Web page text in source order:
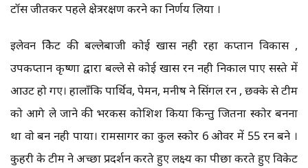
टॉस जीतकर पहले क्षेत्ररक्षण करने का निर्णय लिया ।
इलेवन क्रिकेट की बल्लेबाजी कोई खास नही रहा कप्तान विकास ,
उपकप्तान कृष्णा द्वारा बल्ले से कोई खास रन नही निकाल पाए सस्ते में
आउट हो गए। हालाँकि पार्थिव, पेमन, मनीष ने सिंगल रन , छक्के से टीम
को आगे ले जाने की भरकस कोशिश किया किन्तु जितना स्कोर बनना
था वो बन नही पाया। रामसागर का कुल स्कोर 6 ओवर में 55 रन बने ।
कुहरी के टीम ने अच्छा प्रदर्शन करते हुए लक्ष्य का पीछा करते हुए विकेट